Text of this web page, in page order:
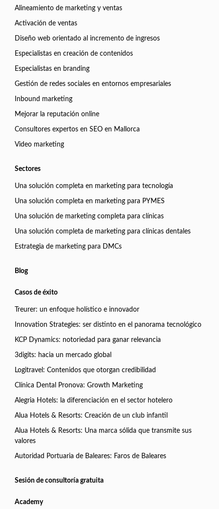
Alineamiento de marketing y ventas
Activación de ventas
Diseño web orientado al incremento de ingresos
Especialistas en creación de contenidos
Especialistas en branding
Gestión de redes sociales en entornos empresariales
Inbound marketing
Mejorar la reputación online
Consultores expertos en SEO en Mallorca
Video marketing
Sectores
Una solución completa en marketing para tecnología
Una solución completa en marketing para PYMES
Una solución de marketing completa para clínicas
Una solución completa de marketing para clínicas dentales
Estrategia de marketing para DMCs
Blog
Casos de éxito
Treurer: un enfoque holístico e innovador
Innovation Strategies: ser distinto en el panorama tecnológico
KCP Dynamics: notoriedad para ganar relevancia
3digits: hacia un mercado global
Logitravel: Contenidos que otorgan credibilidad
Clínica Dental Pronova: Growth Marketing
Alegria Hotels: la diferenciación en el sector hotelero
Alua Hotels & Resorts: Creación de un club infantil
Alua Hotels & Resorts: Una marca sólida que transmite sus
valores
Autoridad Portuaria de Baleares: Faros de Baleares
Sesión de consultoría gratuita
Academy